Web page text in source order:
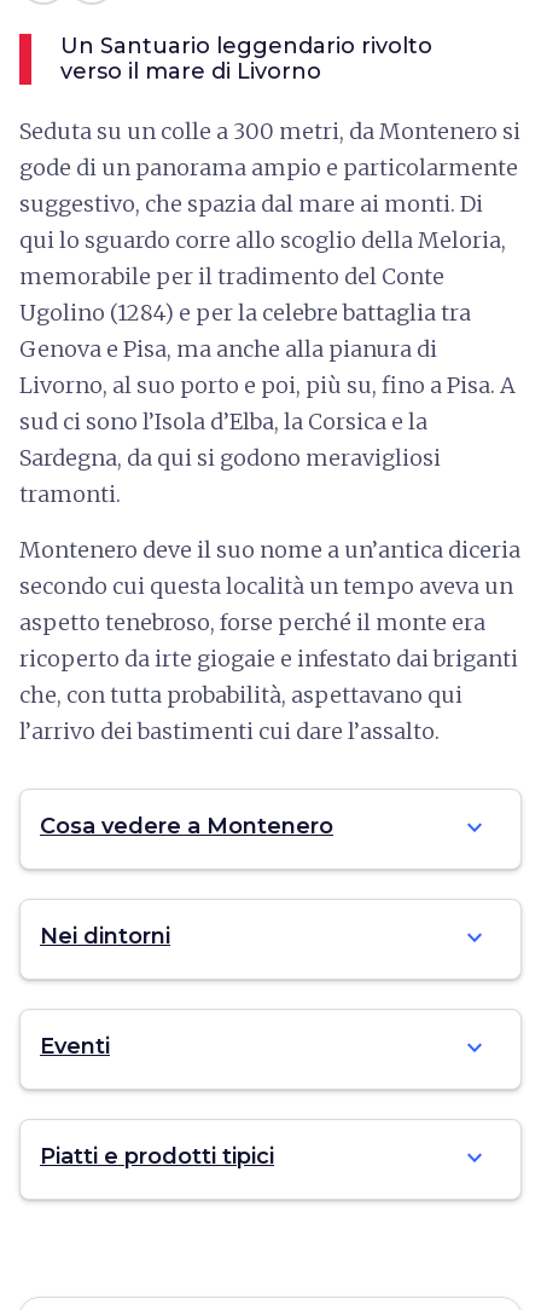
Un Santuario leggendario rivolto
verso il mare di Livorno
Seduta su un colle a 300 metri, da Montenero si
gode di un panorama ampio e particolarmente
suggestivo, che spazia dal mare ai monti. Di
qui lo sguardo corre allo scoglio della Meloria,
memorabile per il tradimento del Conte
Ugolino (1284) e per la celebre battaglia tra
Genova e Pisa, ma anche alla pianura di
Livorno, al suo porto e poi, più su, fino a Pisa. A
sud ci sono l’Isola d’Elba, la Corsica e la
Sardegna, da qui si godono meravigliosi
tramonti.
Montenero deve il suo nome a un’antica diceria
secondo cui questa località un tempo aveva un
aspetto tenebroso, forse perché il monte era
ricoperto da irte giogaie e infestato dai briganti
che, con tutta probabilità, aspettavano qui
l’arrivo dei bastimenti cui dare l’assalto.
Cosa vedere a Montenero expand_more
Nei dintorni expand_more
Eventi expand_more
Piatti e prodotti tipici expand_more